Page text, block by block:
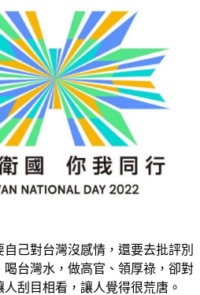
己對台灣沒感情，還要去批評別
台灣水，做高官、領厚祿，卻對